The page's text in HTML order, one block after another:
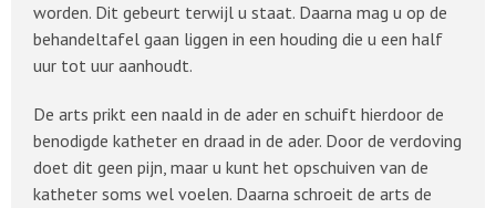
worden. Dit gebeurt terwijl u staat. Daarna mag u op de
behandeltafel gaan liggen in een houding die u een half
uur tot uur aanhoudt.
De arts prikt een naald in de ader en schuift hierdoor de
benodigde katheter en draad in de ader. Door de verdoving
doet dit geen pijn, maar u kunt het opschuiven van de
katheter soms wel voelen. Daarna schroeit de arts de